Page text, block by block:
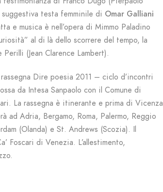
testa femminile di Omar Galliani
e musica è nell’opera di Mimmo Paladino
al di là dello scorrere del tempo, la
(Jean Clarence Lambert).
Dire poesia 2011 – ciclo d’incontri
da Intesa Sanpaolo con il Comune di
La rassegna è itinerante e prima di Vicenza
ad Adria, Bergamo, Roma, Palermo, Reggio
(Olanda) e St. Andrews (Scozia). Il
Foscari di Venezia. L’allestimento,